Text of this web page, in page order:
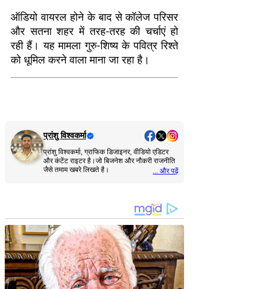
ऑडियो वायरल होने के बाद से कॉलेज परिसर
और सतना शहर में तरह-तरह की चर्चाएं हो
रही हैं। यह मामला गुरु-शिष्य के पवित्र रिश्ते
को धूमिल करने वाला माना जा रहा है।
प्रांशु विश्वकर्मा
प्रांशु विश्वकर्मा, ग्राफिक डिजाइनर, वीडियो एडिटर
और कंटेंट राइटर है।जो बिजनेश और नौकरी राजनीति
जैसे तमाम खबरे लिखते है।
... और पढ़ें